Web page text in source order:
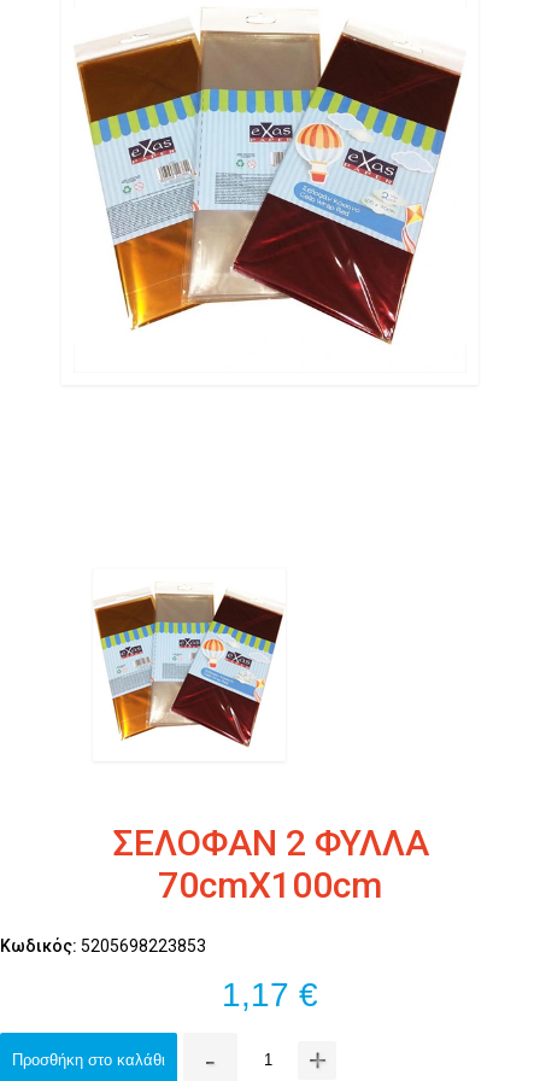
ΣΕΛΟΦΑΝ 2 ΦΥΛΛΑ
70cmX100cm
Κωδικός: 5205698223853
1,17 €
Προσθήκη στο καλάθι - +